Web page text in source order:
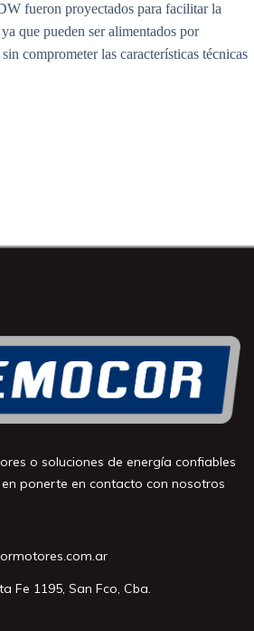
fueron proyectados para facilitar la
que pueden ser alimentados por
comprometer las características técnicas
o soluciones de energía confiables
ponerte en contacto con nosotros
Fe 1195, San Fco, Cba.